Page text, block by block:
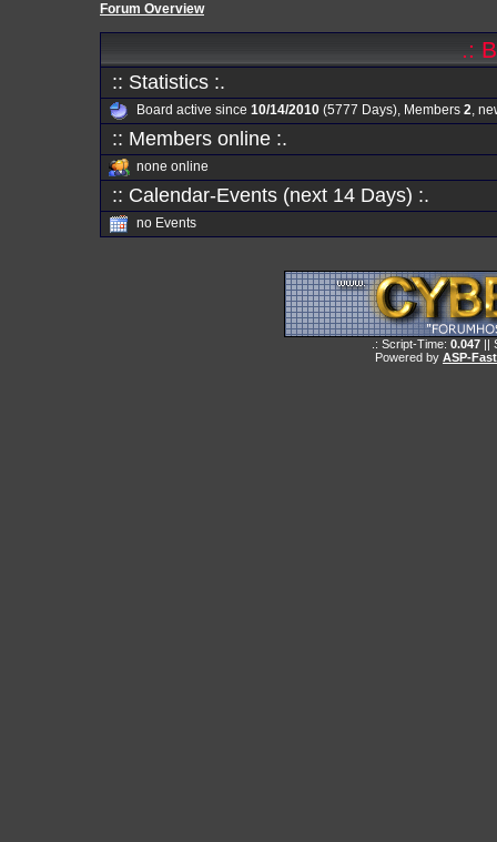
Forum Overview
.:
:: Statistics :.
Board active since 10/14/2010 (5777 Days), Members 2,
:: Members online :.
none online
:: Calendar-Events (next 14 Days) :.
no Events
.: Script-Time: 0.047 ||
Powered by ASP-